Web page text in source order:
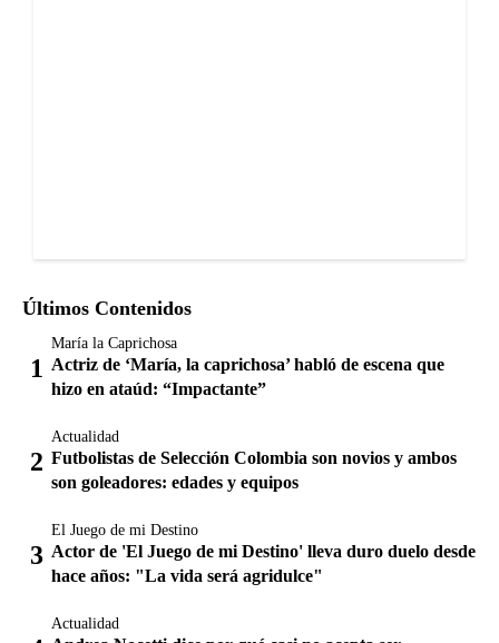
Últimos Contenidos
María la Caprichosa
Actriz de ‘María, la caprichosa’ habló de escena que
hizo en ataúd: “Impactante”
Actualidad
Futbolistas de Selección Colombia son novios y ambos
son goleadores: edades y equipos
El Juego de mi Destino
Actor de 'El Juego de mi Destino' lleva duro duelo desde
hace años: "La vida será agridulce"
Actualidad